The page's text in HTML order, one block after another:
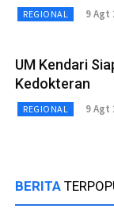
REGIONAL 9 Agt
UM Kendari
Kedokteran
REGIONAL 9 Agt
BERITA